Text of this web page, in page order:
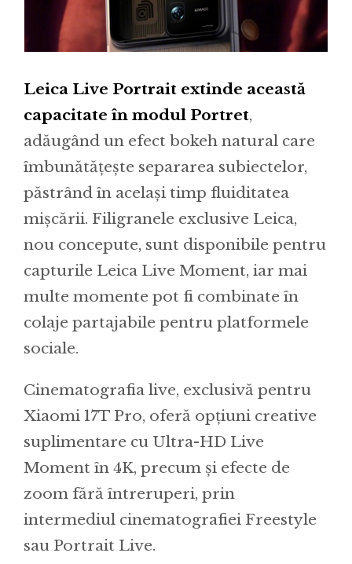
Leica Live Portrait extinde această
capacitate în modul Portret,
adăugând un efect bokeh natural care
îmbunătățește separarea subiectelor,
păstrând în același timp fluiditatea
mișcării. Filigranele exclusive Leica,
nou concepute, sunt disponibile pentru
capturile Leica Live Moment, iar mai
multe momente pot fi combinate în
colaje partajabile pentru platformele
sociale.
Cinematografia live, exclusivă pentru
Xiaomi 17T Pro, oferă opțiuni creative
suplimentare cu Ultra-HD Live
Moment în 4K, precum și efecte de
zoom fără întreruperi, prin
intermediul cinematografiei Freestyle
sau Portrait Live.